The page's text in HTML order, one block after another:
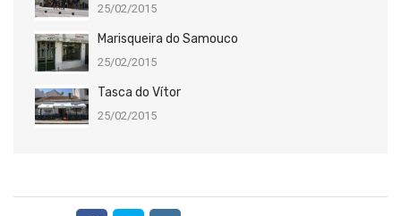
25/02/2015
Marisqueira do Samouco
25/02/2015
Tasca do Vítor
25/02/2015